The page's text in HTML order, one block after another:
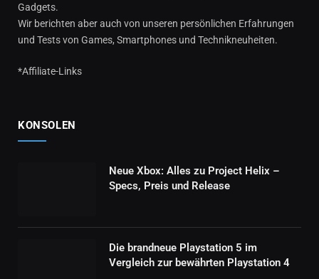
Gadgets.
Wir berichten aber auch von unseren persönlichen Erfahrungen
und Tests von Games, Smartphones und Technikneuheiten.
*Affiliate-Links
KONSOLEN
Neue Xbox: Alles zu Project Helix –
Specs, Preis und Release
Die brandneue Playstation 5 im
Vergleich zur bewährten Playstation 4